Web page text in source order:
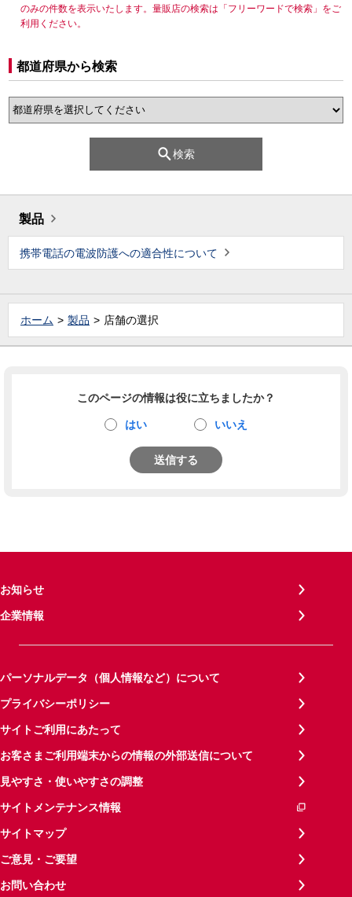
のみの件数を表示いたします。量販店の検索は「フリーワードで検索」をご
利用ください。
都道府県から検索
検索
製品
携帯電話の電波防護への適合性について
ホーム 製品 店舗の選択
このページの情報は役に立ちましたか？
はい いいえ
送信する
お知らせ
企業情報
パーソナルデータ（個人情報など）について
プライバシーポリシー
サイトご利用にあたって
お客さまご利用端末からの情報の外部送信について
見やすさ・使いやすさの調整
サイトメンテナンス情報
サイトマップ
ご意見・ご要望
お問い合わせ